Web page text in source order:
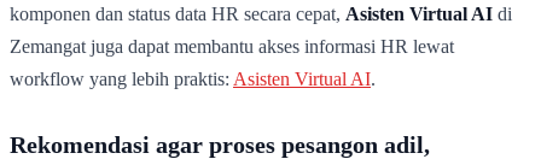
komponen dan status data HR secara cepat, Asisten Virtual AI di
Zemangat juga dapat membantu akses informasi HR lewat
workflow yang lebih praktis: Asisten Virtual AI.
Rekomendasi agar proses pesangon adil,